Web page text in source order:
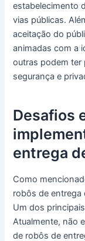
estabelecimento
vias públicas.
aceitação do
animadas com a
outras podem ter
segurança e
Desafios
entrega
Como
robôs de entrega
Um dos
Atualmente, não
de robôs de